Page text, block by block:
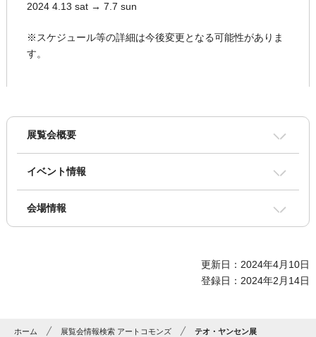
2024 4.13 sat → 7.7 sun
※スケジュール等の詳細は今後変更となる可能性がありま
す。
展覧会概要
イベント情報
会場情報
更新日：2024年4月10日
登録日：2024年2月14日
ホーム 展覧会情報検索 アートコモンズ テオ・ヤンセン展